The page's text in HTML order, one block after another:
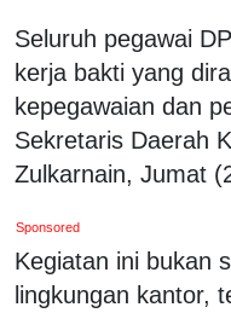
Seluruh pegawai
kerja bakti yang
kepegawaian dan
Sekretaris Daerah
Zulkarnain, Jumat
Sponsored
Kegiatan ini bukan
lingkungan kantor,